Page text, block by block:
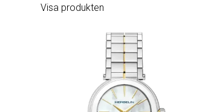
Visa produkten